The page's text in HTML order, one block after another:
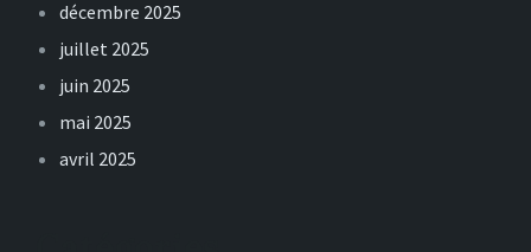
décembre 2025
juillet 2025
juin 2025
mai 2025
avril 2025